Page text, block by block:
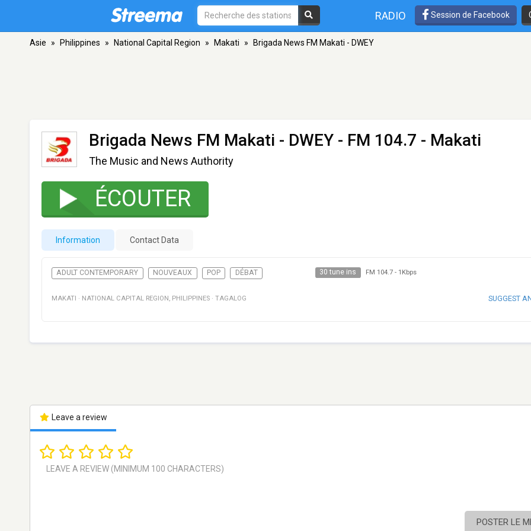
RADIO Session de Facebook
Asie » Philippines » National Capital Region » Makati » Brigada News FM Makati - DWEY
Brigada News FM Makati - DWEY - FM 104.7 - Makati
The Music and News Authority
ÉCOUTER
Information Contact Data
ADULT CONTEMPORARY NOUVEAUX POP DÉBAT 30 tune ins FM 104.7- 1Kbps
MAKATI · NATIONAL CAPITAL REGION , PHILIPPINES · TAGALOG SUGGEST
Leave a review
POSTER LE